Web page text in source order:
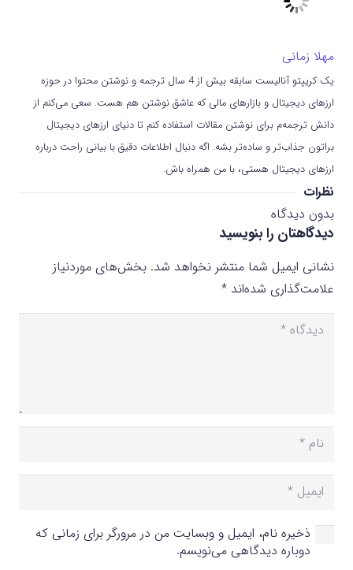
مهلا زمانی
یک کریپتو آنالیست سابقه بیش از 4 سال ترجمه و نوشتن محتوا در حوزه
ارزهای دیجیتال و بازارهای مالی که عاشق نوشتن هم هست. سعی می‌کنم از
دانش ترجمه‌م برای نوشتن مقالات استفاده کنم تا دنیای ارزهای دیجیتال
براتون جذاب‌تر و ساده‌تر بشه. اگه دنبال اطلاعات دقیق با بیانی راحت درباره
ارزهای دیجیتال هستی، با من همراه باش.
نظرات
بدون دیدگاه
دیدگاهتان را بنویسید
نشانی ایمیل شما منتشر نخواهد شد. بخش‌های موردنیاز
علامت‌گذاری شده‌اند *
ذخیره نام، ایمیل و وبسایت من در مرورگر برای زمانی که
دوباره دیدگاهی می‌نویسم.